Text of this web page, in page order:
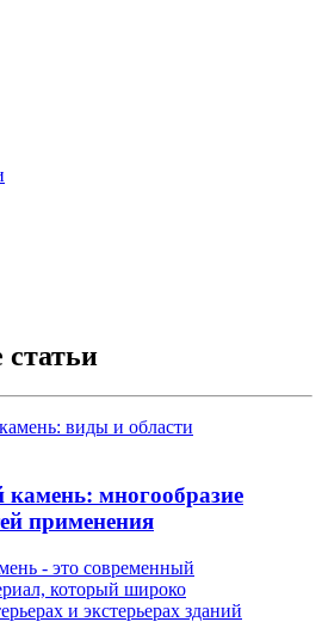
камень: многообразие
применения
- это современный
который широко
и экстерьерах зданий